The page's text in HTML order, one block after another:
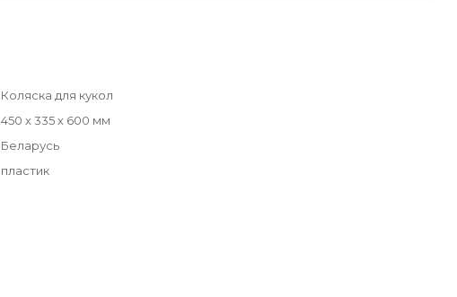
Коляска для кукол
450 х 335 х 600 мм
Беларусь
пластик